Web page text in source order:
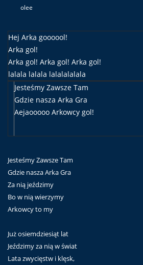
olee
Hej Arka goooool!
Arka gol!
Arka gol! Arka gol! Arka gol!
lalala lalala lalalalalala
Jesteśmy Zawsze Tam
Gdzie nasza Arka Gra
Aejaooooo Arkowcy gol!
Jesteśmy Zawsze Tam
Gdzie nasza Arka Gra
Za nią jeździmy
Bo w nią wierzymy
Arkowcy to my
Już osiemdziesiąt lat
Jeździmy za nią w świat
Lata zwycięstw i klęsk,